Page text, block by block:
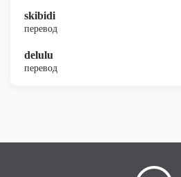
skibidi
перевод
delulu
перевод